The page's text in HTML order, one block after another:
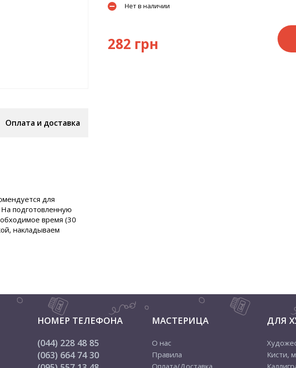
Оплата и доставка
для
На подготовленную
время (30
накладываем
Нет в наличии
282 грн
НОМЕР ТЕЛЕФОНА
(044) 228 48 85
(063) 664 74 30
МАСТЕРИЦА
О нас
Правила
Оплата/Доставка
ДЛЯ
Кисти,